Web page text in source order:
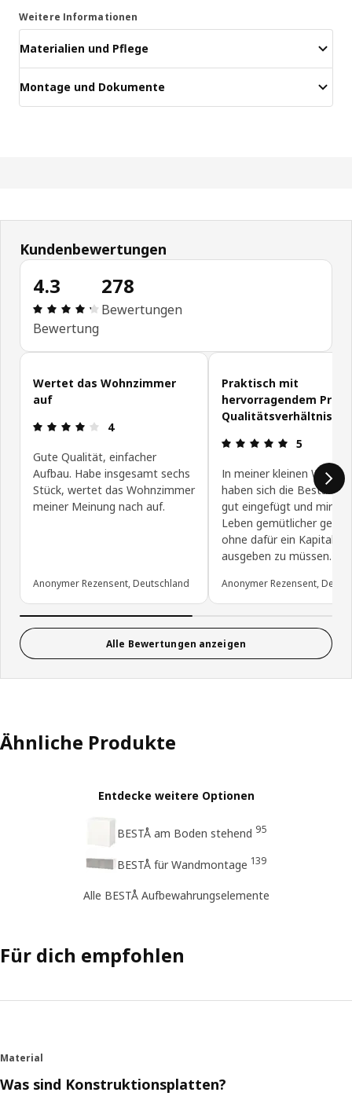
Weitere Informationen
Materialien und Pflege
Montage und Dokumente
Kundenbewertungen
4.3
Produktbewertung: 4.3 von 5 Sterne Alle
Bewertung
278
Bewertungen
Kundenbewertungen überspringen
Wertet das Wohnzimmer
auf
Produktbewertung: 4 von 5 Sterne
4
Gute Qualität, einfacher
Aufbau. Habe insgesamt sechs
Stück, wertet das Wohnzimmer
meiner Meinung nach auf.
Anonymer Rezensent, Deutschland
Praktisch mit
hervorragendem Preis-
Qualitätsverhältniss
5
In meiner kleinen
haben sich die Besta
gut eingefügt und mir
Leben gemütlicher
ohne dafür ein Kapital
ausgeben zu müssen.
Anonymer Rezensent,
Alle Bewertungen anzeigen
Ähnliche Produkte
Entdecke weitere Optionen
BESTÅ am Boden stehend 95
BESTÅ für Wandmontage 139
Alle BESTÅ Aufbewahrungselemente
Für dich empfohlen
Material
Was sind Konstruktionsplatten?